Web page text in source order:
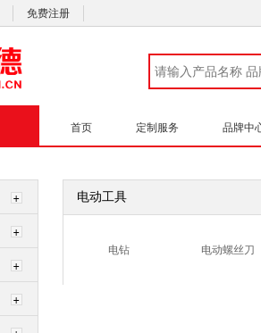
免费注册
首页 定制服务 品牌中
电动工具
电钻 电动螺丝刀